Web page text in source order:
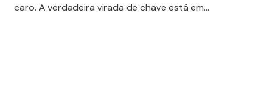
caro. A verdadeira virada de chave está em…